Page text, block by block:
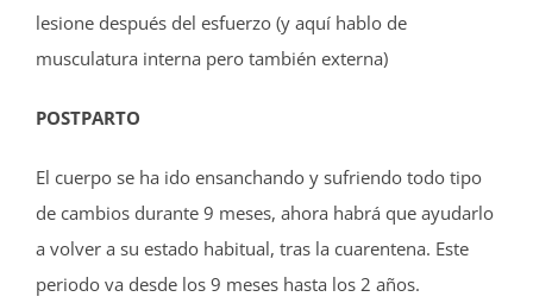
lesione después del esfuerzo (y aquí hablo de
musculatura interna pero también externa)
POSTPARTO
El cuerpo se ha ido ensanchando y sufriendo todo tipo
de cambios durante 9 meses, ahora habrá que ayudarlo
a volver a su estado habitual, tras la cuarentena. Este
periodo va desde los 9 meses hasta los 2 años.